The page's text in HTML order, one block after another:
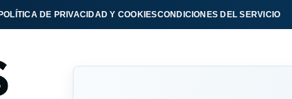
DE PRIVACIDAD Y COOKIESCONDICIONES DEL SERVICIO